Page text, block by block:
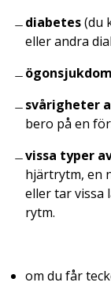
diabetes(du
eller andra
ögonsjukdom
svårigheter
bero på en
vissa typer
hjärtrytm, en
eller tar vissa
rytm.
om du får